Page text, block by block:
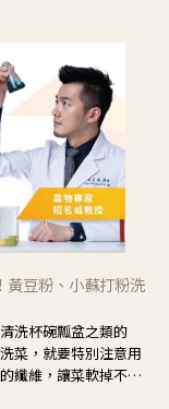
乾澀，結膜沒有紅，
可以使用枸杞、蓮
著。
黃豆粉、小蘇打粉洗
洗杯碗瓢盆之類的
菜，就要特別注意用
纖維，讓菜軟掉不清